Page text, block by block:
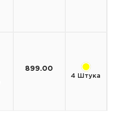
899.00
4 Штука